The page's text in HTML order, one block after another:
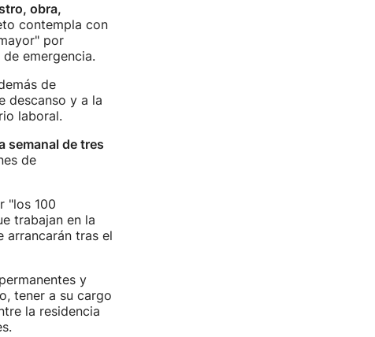
obra,
contempla con
por
emergencia.
de
descanso y a la
laboral.
semanal de tres
de
"los 100
trabajan en la
arrancarán tras el
y
tener a su cargo
la residencia